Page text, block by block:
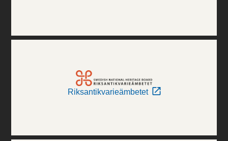
Riksantikvarieämbetet